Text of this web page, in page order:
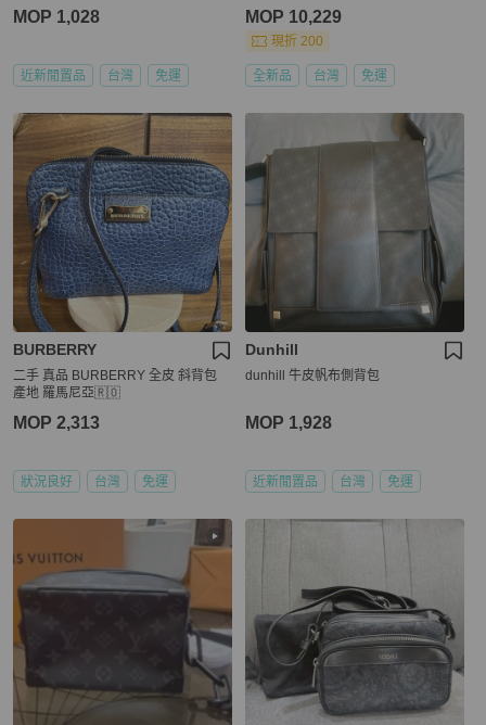
MOP 1,028
近新閒置品 台灣 免運
MOP 10,229
現折 200
全新品 台灣 免運
BURBERRY
二手 真品 BURBERRY 全皮 斜背包
產地 羅馬尼亞🇷🇴
MOP 2,313
狀況良好 台灣 免運
Dunhill
dunhill 牛皮帆布側背包
MOP 1,928
近新閒置品 台灣 免運